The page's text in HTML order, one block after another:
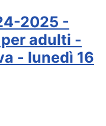
2025 -
adulti -
- lunedì 16